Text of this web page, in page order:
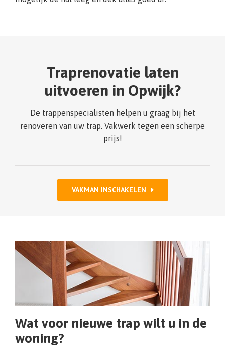
Traprenovatie laten
uitvoeren in Opwijk?
De trappenspecialisten helpen u graag bij het
renoveren van uw trap. Vakwerk tegen een scherpe
prijs!
VAKMAN INSCHAKELEN
Wat voor nieuwe trap wilt u in de
woning?